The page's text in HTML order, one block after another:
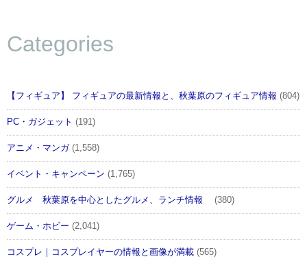
Categories
【フィギュア】 フィギュアの最新情報と、秋葉原のフィギュア情報 (804)
PC・ガジェット (191)
アニメ・マンガ(1,558)
イベント・キャンペーン (1,765)
グルメ 秋葉原を中心としたグルメ、ランチ情報 (380)
ゲーム・ホビー (2,041)
コスプレ｜コスプレイヤーの情報と画像が満載 (565)